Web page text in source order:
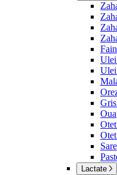
Ulei
Ulei
Oua
Sare
Lactate